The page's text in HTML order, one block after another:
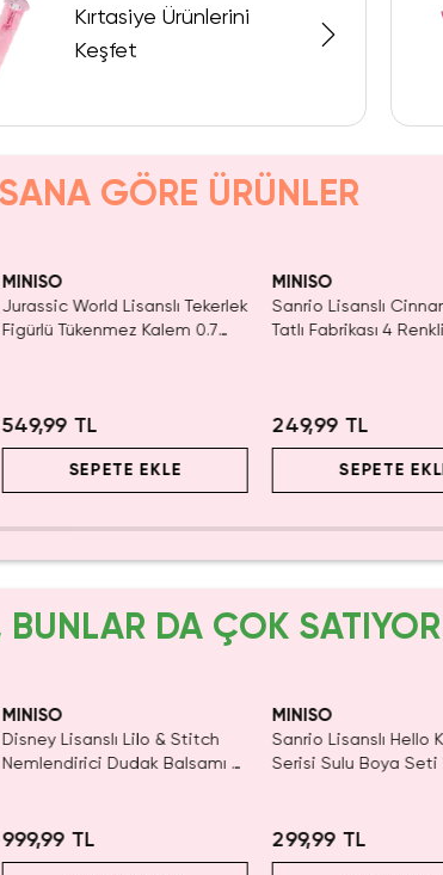
Kırtasiye Ürünlerini
Keşfet
GÖRE ÜRÜNLER
MINISO
Jurassic World Lisanslı Tekerlek
Figürlü Tükenmez Kalem 0.7
549,99 TL
SEPETE EKLE
MINISO
Sanrio Lisanslı
Tatlı Fabrikası 4
249,99 TL
SEPETE
DA ÇOK SATIYOR
MINISO
Disney Lisanslı Lilo & Stitch
Nemlendirici Dudak Balsamı –
999,99 TL
MINISO
Sanrio Lisanslı Hello
Serisi Sulu Boya Seti
299,99 TL